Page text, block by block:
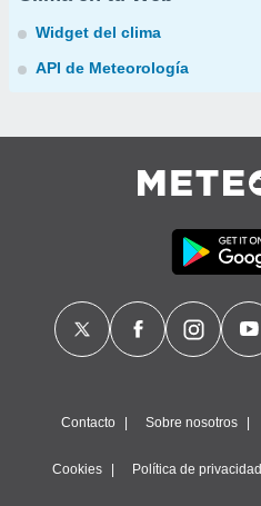
Widget del clima
API de Meteorología
Contacto Sobre nosotros
Cookies Política de privacidad